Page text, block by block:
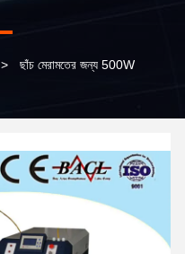
> ছাঁচ মেরামতের জন্য 500W